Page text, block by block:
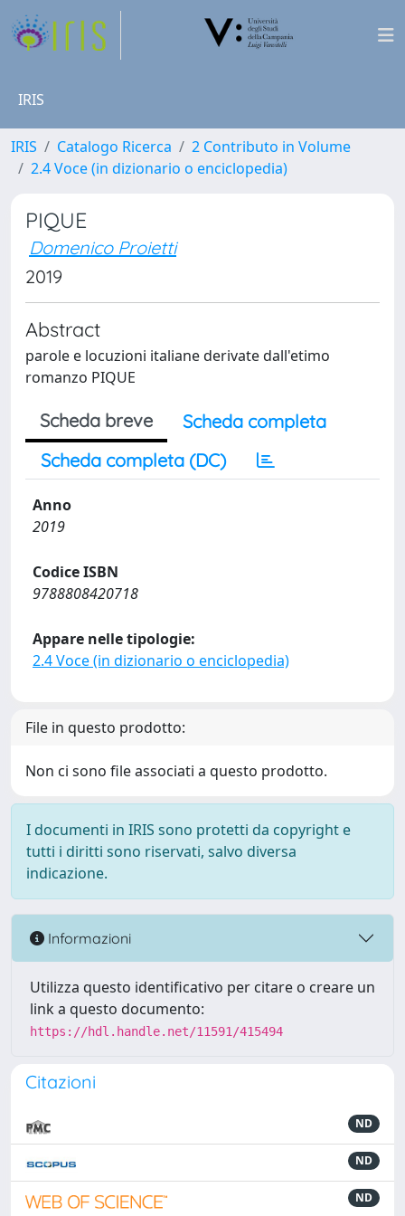
IRIS
IRIS Catalogo Ricerca
2 Contributo in Volume
2.4 Voce (in dizionario o enciclopedia)
PIQUE
Domenico Proietti
2019
Abstract
parole e locuzioni italiane derivate dall'etimo
romanzo PIQUE
Scheda breve
Scheda completa
Scheda completa (DC)
Anno
2019
Codice ISBN
9788808420718
Appare nelle tipologie:
2.4 Voce (in dizionario o enciclopedia)
File in questo prodotto:
Non ci sono file associati a questo prodotto.
I documenti in IRIS sono protetti da copyright e
tutti i diritti sono riservati, salvo diversa
indicazione.
Informazioni
Utilizza questo identificativo per citare o creare un
link a questo documento:
https://hdl.handle.net/11591/415494
Citazioni
ND
ND
ND